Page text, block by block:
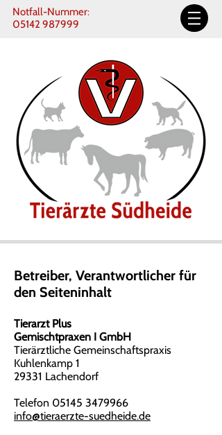
Notfall-Nummer:
05142 987999
Betreiber, Verantwortlicher für
den Seiteninhalt
Tierarzt Plus
Gemischtpraxen I GmbH
Tierärztliche Gemeinschaftspraxis
Kuhlenkamp 1
29331 Lachendorf
Telefon 05145 3479966
info@tieraerzte-suedheide.de